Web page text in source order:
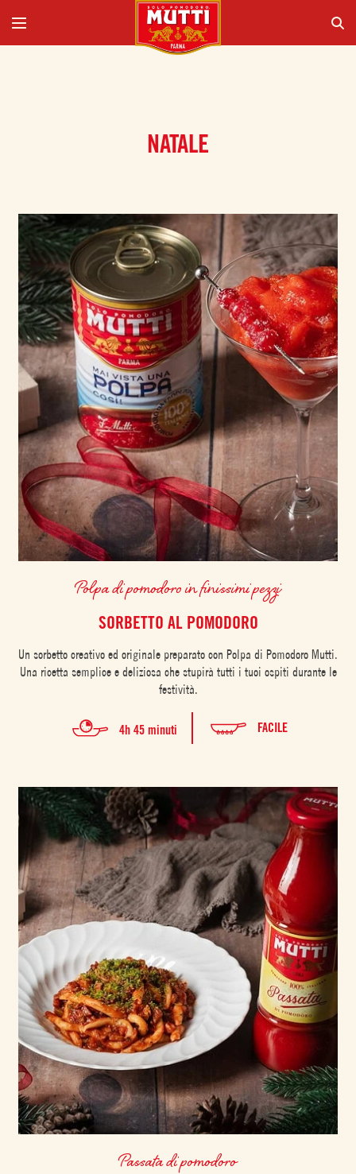
NATALE
Polpa di pomodoro in finissimi pezzi
SORBETTO AL POMODORO
Un sorbetto creativo ed originale preparato con Polpa di Pomodoro Mutti.
Una ricetta semplice e deliziosa che stupirà tutti i tuoi ospiti durante le
festività.
4h 45 minuti FACILE
Passata di pomodoro